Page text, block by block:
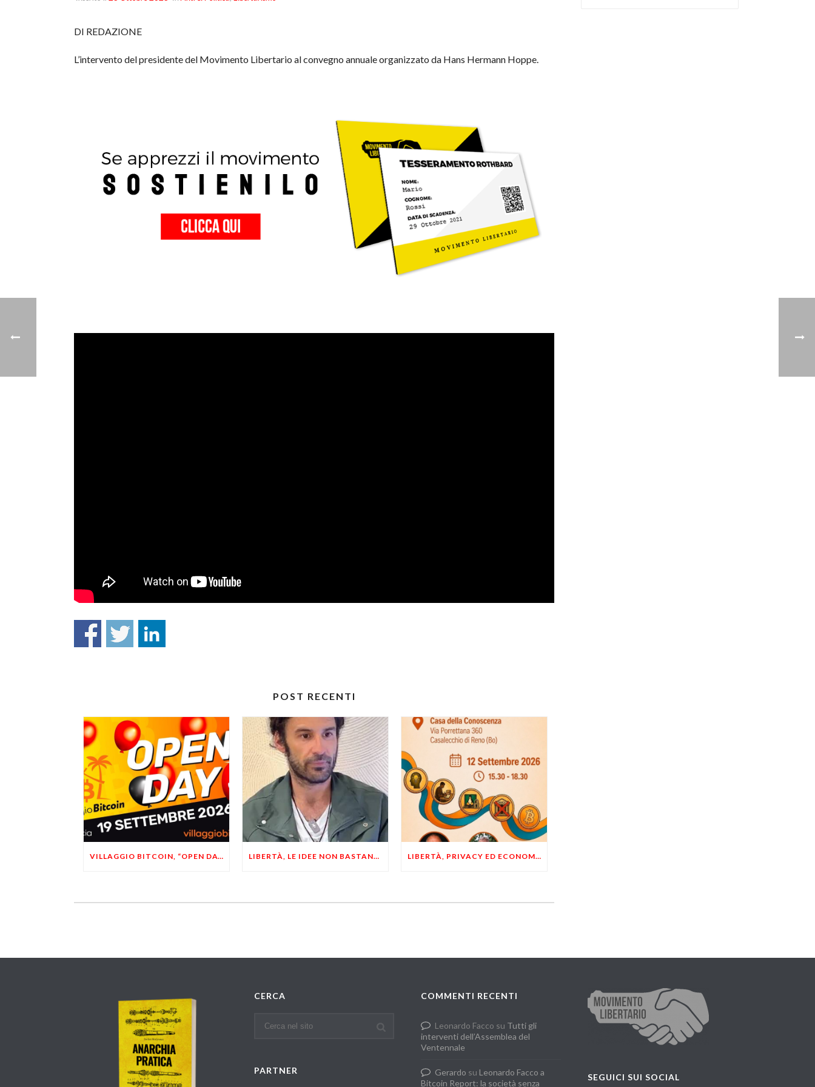
DI REDAZIONE
L’intervento del presidente del Movimento Libertario al convegno annuale organizzato da Hans Hermann Hoppe.
POST RECENTI
VILLAGGIO BITCOIN, “OPEN DAY 5”: LEONARDO FACCO OSPITE A BRESCIA LIBERTÀ, LE IDEE NON BASTANO! SERVONO ESEMPI E UN PO’ DI COERENZA LIBERTÀ, PRIVACY ED ECONOMIA DEL BUON SENSO: FACCO E MUSUMECI A CASALECCHIO DI RENO (BO)
CERCA
PARTNER
COMMENTI RECENTI
Leonardo Facco su Tutti gli
interventi dell’Assemblea del
Ventennale
Gerardo su Leonardo Facco a
Bitcoin Report: la società senza
SEGUICI SUI SOCIAL